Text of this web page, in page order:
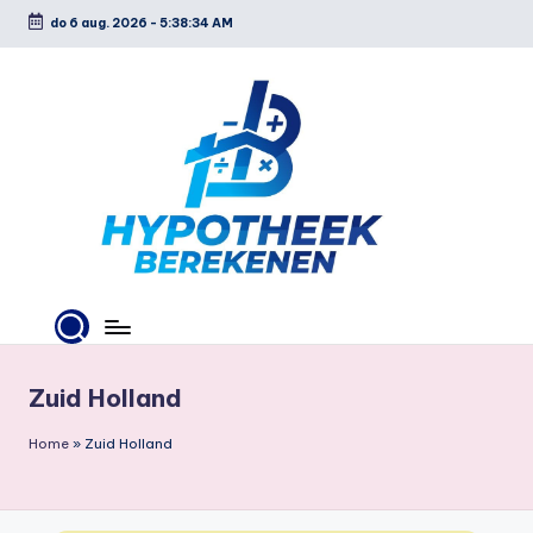
Ga
do 6 aug. 2026 - 5:38:35 AM
y
o
t
Zuid Holland
Home » Zuid Holland